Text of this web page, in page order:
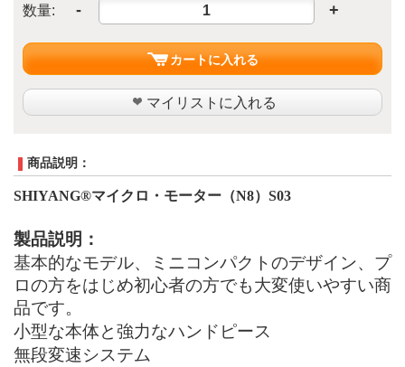
数量: - +
カートに入れる
マイリストに入れる
商品説明：
SHIYANG®マイクロ・モーター （N8）S03
製品説明：
基本的なモデル、ミニコンパクトのデザイン、 プ
ロの方をはじめ初心者の方でも大変使いやすい商
品です。
小型な本体と強力なハンドピース
無段変速システム